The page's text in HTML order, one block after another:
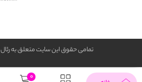
تمامی حقوق این سایت متعلق به رئال
0